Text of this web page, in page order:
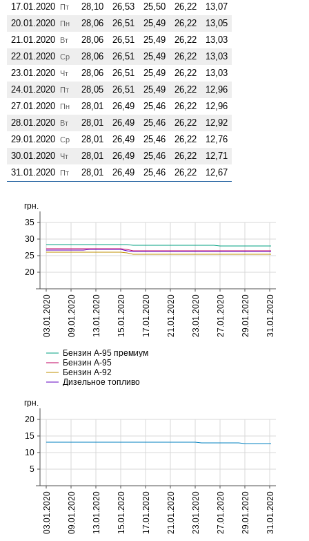
17.01.2020
Пт 28,10 26,53 25,50 26,22
13,07
20.01.2020
Пн 28,06 26,51 25,49 26,22
13,05
21.01.2020
Вт 28,06 26,51 25,49 26,22
13,03
22.01.2020 Ср 28,06 26,51 25,49 26,22
13,03
23.01.2020
Чт 28,06 26,51 25,49 26,22
13,03
24.01.2020
Пт 28,05 26,51 25,49 26,22
12,96
27.01.2020
Пн 28,01 26,49 25,46 26,22
12,96
28.01.2020
Вт 28,01 26,49 25,46 26,22
12,92
29.01.2020 Ср 28,01 26,49 25,46 26,22
12,76
30.01.2020
Чт 28,01 26,49 25,46 26,22
12,71
31.01.2020
Пт 28,01 26,49 25,46 26,22 12,67